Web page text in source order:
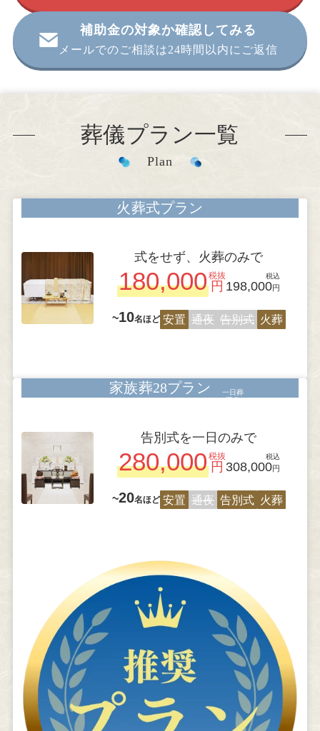
補助金の対象か確認してみる
メールでのご相談は24時間以内にご返信
葬儀プラン一覧
Plan
火葬式プラン
式をせず、火葬のみで
180,000税抜
円
税込
198,000円
~10名ほど 安置 通夜 告別式 火葬
家族葬28プラン
一日葬
限定
告別式を一日のみで
280,000税抜
円
税込
308,000円
~20名ほど 安置 通夜 告別式 火葬